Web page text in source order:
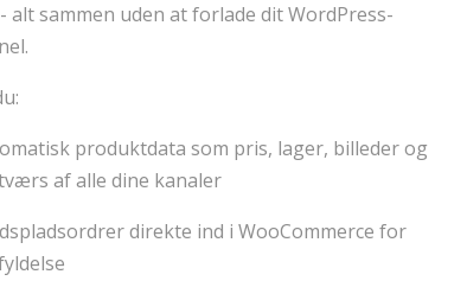
alt sammen uden at forlade dit WordPress-
produktdata som pris, lager, billeder og
af alle dine kanaler
direkte ind i WooCommerce for